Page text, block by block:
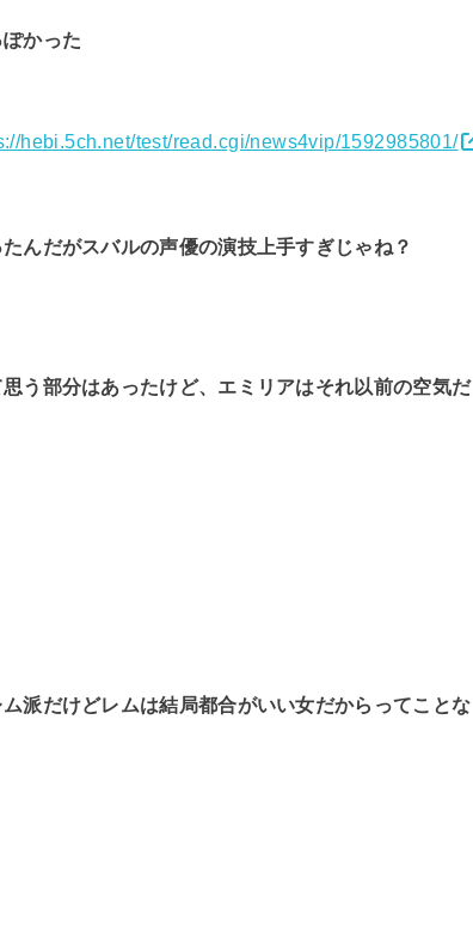
かった
hebi.5ch.net/test/read.cgi/news4vip/1592985801/
んだがスバルの声優の演技上手すぎじゃね？
う部分はあったけど、エミリアはそれ以前の空気だ
派だけどレムは結局都合がいい女だからってことな